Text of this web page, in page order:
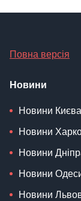
Повна версія
Новини
Новини Києва
Новини
Новини
Новини
Новини